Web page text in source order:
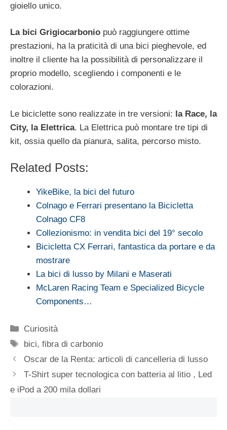
gioiello unico.
La bici Grigiocarbonio può raggiungere ottime
prestazioni, ha la praticità di una bici pieghevole, ed
inoltre il cliente ha la possibilità di personalizzare il
proprio modello, scegliendo i componenti e le
colorazioni.
Le biciclette sono realizzate in tre versioni: la Race, la
City, la Elettrica. La Elettrica può montare tre tipi di
kit, ossia quello da pianura, salita, percorso misto.
Related Posts:
YikeBike, la bici del futuro
Colnago e Ferrari presentano la Bicicletta
Colnago CF8
Collezionismo: in vendita bici del 19° secolo
Bicicletta CX Ferrari, fantastica da portare e da
mostrare
La bici di lusso by Milani e Maserati
McLaren Racing Team e Specialized Bicycle
Components…
Categorie
Curiosità
Tag
bici,fibra di carbonio
Oscar de la Renta: articoli di cancelleria di lusso
T-Shirt super tecnologica con batteria al litio , Led
e iPod a 200 mila dollari